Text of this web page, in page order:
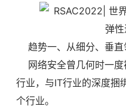
趋势一、从细分、垂直
网络安全曾几何时一度
行业，与IT行业的深度捆
个行业。